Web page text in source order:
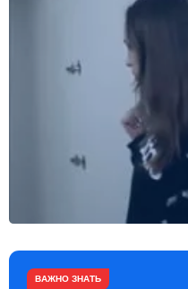
ВАЖНО ЗНАТЬ